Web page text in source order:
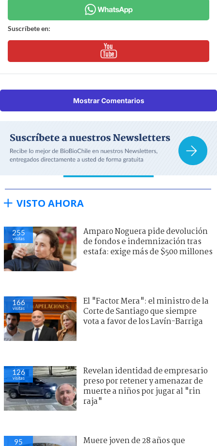
Suscríbete en:
Mostrar Comentarios
VISTO AHORA
255
visitas
Amparo Noguera pide devolución
de fondos e indemnización tras
estafa: exige más de $500 millones
166
visitas
El "Factor Mera": el ministro de la
Corte de Santiago que siempre
vota a favor de los Lavín-Barriga
126
visitas
Revelan identidad de empresario
preso por retener y amenazar de
muerte a niños por jugar al "rin
raja"
95
Muere joven de 28 años que